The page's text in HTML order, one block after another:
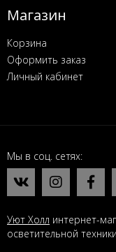
Магазин
Корзина
Оформить заказ
Личный кабинет
Мы в соц. сетях
Уют Холл интернет-
осветительной